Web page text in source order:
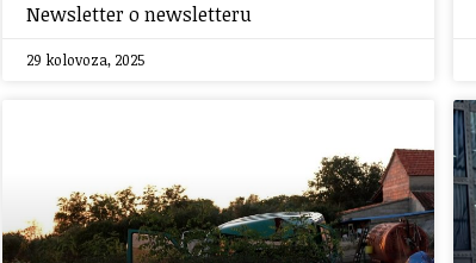
Newsletter o newsletteru
29 kolovoza, 2025